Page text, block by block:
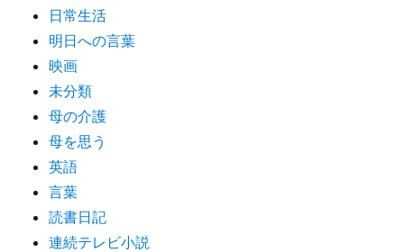
日常生活
明日への言葉
映画
未分類
母の介護
母を思う
英語
言葉
読書日記
連続テレビ小説